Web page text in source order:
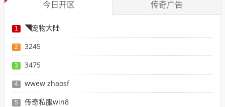
今日开区 传奇广告
1 ◥宠物大陆
2 3245
3 3475
4 wwew zhaosf
5 传奇私服win8